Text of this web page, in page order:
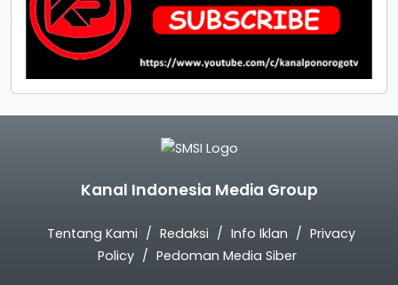
Kanal Indonesia Media Group
Tentang Kami Redaksi Info Iklan
Privacy
Policy
Pedoman Media Siber